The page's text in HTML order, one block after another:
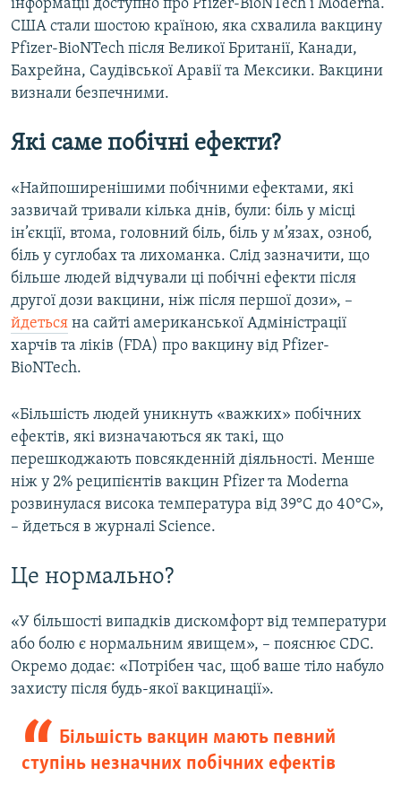
інформації доступно про Pfizer-BioNTech і Moderna.
США стали шостою країною, яка схвалила вакцину
Pfizer-BioNTech після Великої Британії, Канади,
Бахрейна, Саудівської Аравії та Мексики. Вакцини
визнали безпечними.
Які саме побічні ефекти?
«Найпоширенішими побічними ефектами, які
зазвичай тривали кілька днів, були: біль у місці
ін’єкції, втома, головний біль, біль у м’язах, озноб,
біль у суглобах та лихоманка. Слід зазначити, що
більше людей відчували ці побічні ефекти після
другої дози вакцини, ніж після першої дози», –
йдеться на сайті американської Адміністрації
харчів та ліків (FDA) про вакцину від Pfizer-
BioNTech.
«Більшість людей уникнуть «важких» побічних
ефектів, які визначаються як такі, що
перешкоджають повсякденній діяльності. Менше
ніж у 2% реципієнтів вакцин Pfizer та Moderna
розвинулася висока температура від 39°C до 40°C»,
– йдеться в журналі Science.
Це нормально?
«У більшості випадків дискомфорт від температури
або болю є нормальним явищем», – пояснює CDC.
Окремо додає: «Потрібен час, щоб ваше тіло набуло
захисту після будь-якої вакцинації».
Більшість вакцин мають певний
ступінь незначних побічних ефектів